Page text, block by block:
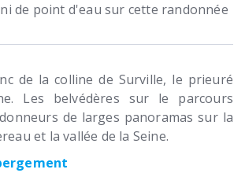
de point d'eau sur cette randonnée
de la colline de Surville, le prieuré
Les belvédères sur le parcours
de larges panoramas sur la
et la vallée de la Seine.